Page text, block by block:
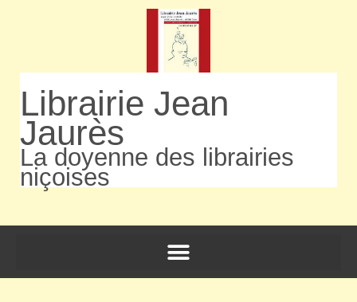
Librairie Jean
Jaurès
La doyenne des librairies
niçoises